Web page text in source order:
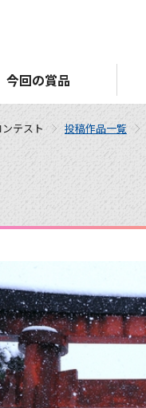
今回の賞品
テスト 投稿作品一覧